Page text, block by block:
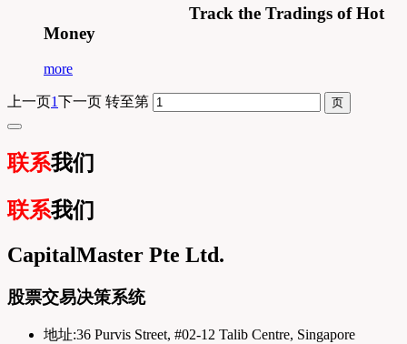
Track the Tradings of Hot
Money
more
上一页1下一页 转至第
联系我们
联系我们
CapitalMaster Pte Ltd.
股票交易决策系统
地址:36 Purvis Street, #02-12 Talib Centre, Singapore